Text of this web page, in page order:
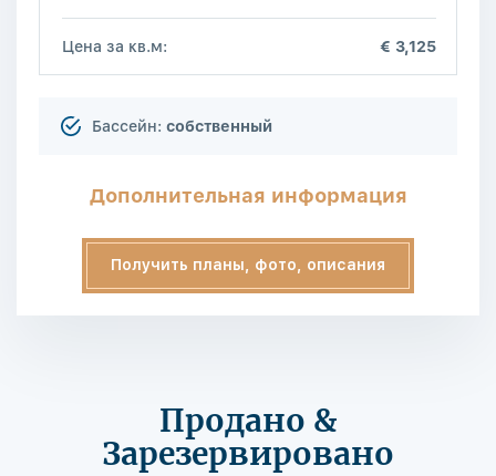
Цена за кв.м: € 3,125
Бассейн: собственный
Дополнительная информация
Получить планы, фото, описания
Продано &
Зарезервировано